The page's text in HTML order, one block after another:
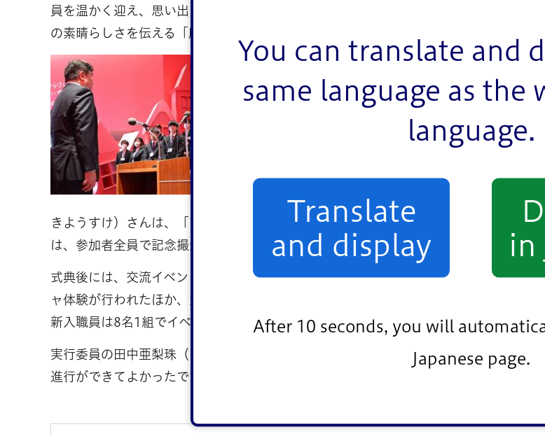
You can translate and
same language as the
language.
Translate
and display
in
After 10 seconds, you will
Japanese page.
員を温かく迎え、思い出に残る催しにしようと、「魔女の宅急便」の作者として知ら
の素晴らしさを伝える「魔法の文学館」を会場に選定しました。
本日（1日）午前10時45分、魔女の宅急便の
入区式には、新規採用職員222名と斉藤区長ら
から採用発令通知が手渡されました。続いて
据えて一緒に取り組んでいきましょう。ぜひ
た。ここで、同館の館長である角野栄子さん
と思いますが、嫌なことにも取り組んで、自
い区にしていただきたいと思います」とお祝
きようすけ）さんは、「10年後、100年後、さらに先の未来を見据えて、区の反映と
は、参加者全員で記念撮影を行いました。
式典後には、交流イベントを開催。区がパラスポーツの普及に力を入れていることを
ャ体験が行われたほか、角野さんの絵本や区の特色などを知ることができるクイズラリ
新入職員は8名1組でイベントに参加し、同期の結束を強めました。
実行委員の田中亜梨珠（たなかありす）さんは、「雨で予定が変更になった部分もあり
進行ができてよかったです。今日の式典が思い出に残るものになってくれれば嬉しいで